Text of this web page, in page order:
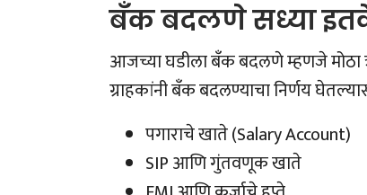
बँक बदलणे सध्या
आजच्या घडीला बँक बदलणे म्हणजे मोठा
ग्राहकांनी बँक बदलण्याचा निर्णय
पगाराचे खाते (Salary Account)
SIP आणि गुंतवणूक खाते